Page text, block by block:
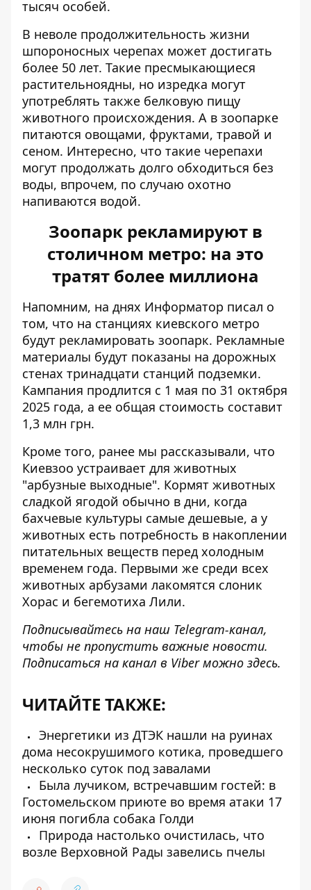
тысяч особей.
В неволе продолжительность жизни
шпороносных черепах может достигать
более 50 лет. Такие пресмыкающиеся
растительноядны, но изредка могут
употреблять также белковую пищу
животного происхождения. А в зоопарке
питаются овощами, фруктами, травой и
сеном. Интересно, что такие черепахи
могут продолжать долго обходиться без
воды, впрочем, по случаю охотно
напиваются водой.
Зоопарк рекламируют в
столичном метро: на это
тратят более миллиона
Напомним, на днях Информатор писал о
том, что на станциях киевского метро
будут рекламировать зоопарк. Рекламные
материалы будут показаны на дорожных
стенах тринадцати станций подземки.
Кампания продлится с 1 мая по 31 октября
2025 года, а ее общая стоимость составит
1,3 млн грн.
Кроме того, ранее мы рассказывали, что
Киевзоо устраивает для животных
"арбузные выходные". Кормят животных
сладкой ягодой обычно в дни, когда
бахчевые культуры самые дешевые, а у
животных есть потребность в накоплении
питательных веществ перед холодным
временем года. Первыми же среди всех
животных арбузами лакомятся слоник
Хорас и бегемотиха Лили.
Подписывайтесь на наш Telegram-канал,
чтобы не пропустить важные новости.
Подписаться на канал в Viber можно здесь.
ЧИТАЙТЕ ТАКЖЕ:
Энергетики из ДТЭК нашли на руинах
дома несокрушимого котика, проведшего
несколько суток под завалами
Была лучиком, встречавшим гостей: в
Гостомельском приюте во время атаки 17
июня погибла собака Голди
Природа настолько очистилась, что
возле Верховной Рады завелись пчелы